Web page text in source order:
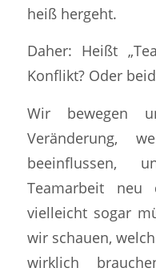
heiß hergeht.
Daher: Heißt
Konflikt? Oder
Wir bewegen
Veränderung,
Teamarbeit neu
vielleicht sogar
wir schauen,
wirklich